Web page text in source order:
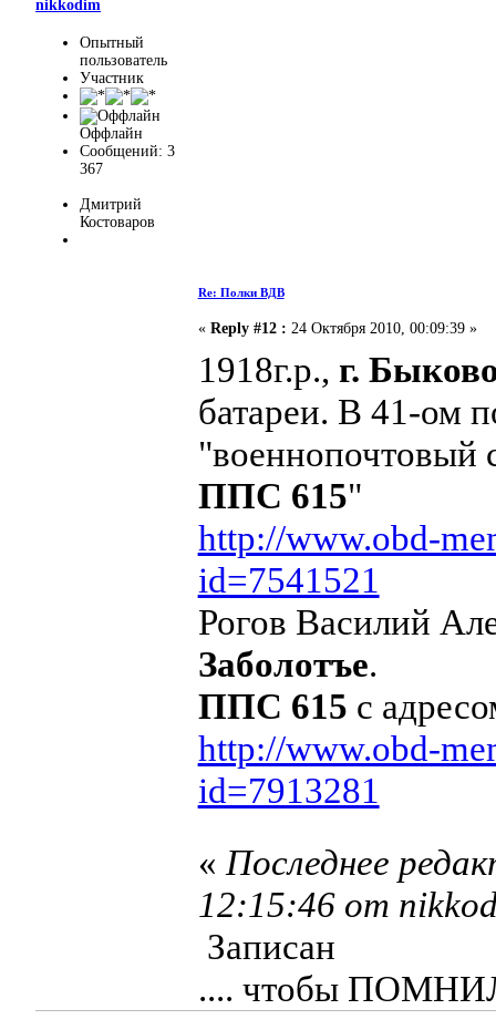
nikkodim
Опытный
пользователь
Участник
Оффлайн
Сообщений: 3
367
Дмитрий
Костоваров
Re: Полки ВДВ
« Reply #12 : 24 Октября 2010, 00:09:39 »
1918г.р., г.
батареи. В 41-ом
"военнопочтовый
ППС 615"
http://www.obd-
id=7541521
Рогов Василий
Заболотъе.
ППС 615 с
http://www.obd-
id=7913281
« Последнее
12:15:46 от
Записан
.... чтобы